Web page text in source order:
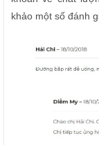
khảo một số đánh